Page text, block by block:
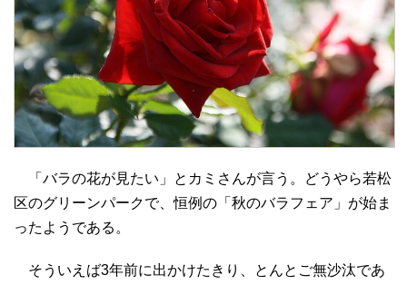
「バラの花が見たい」とカミさんが言う。どうやら若松
区のグリーンパークで、恒例の「秋のバラフェア」が始ま
ったようである。
そういえば3年前に出かけたきり、とんとご無沙汰であ